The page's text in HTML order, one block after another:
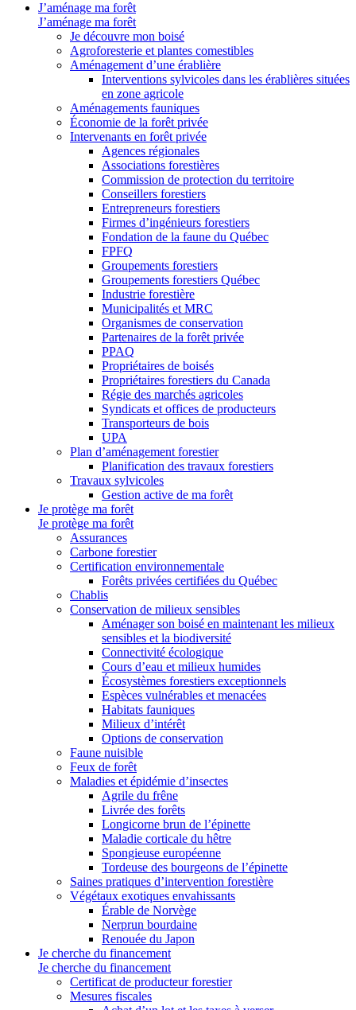
J’aménage ma forêt
J’aménage ma forêt
Je découvre mon boisé
Agroforesterie et plantes comestibles
Aménagement d’une érablière
Interventions sylvicoles dans les érablières situées
en zone agricole
Aménagements fauniques
Économie de la forêt privée
Intervenants en forêt privée
Agences régionales
Associations forestières
Commission de protection du territoire
Conseillers forestiers
Entrepreneurs forestiers
Firmes d’ingénieurs forestiers
Fondation de la faune du Québec
FPFQ
Groupements forestiers
Groupements forestiers Québec
Industrie forestière
Municipalités et MRC
Organismes de conservation
Partenaires de la forêt privée
PPAQ
Propriétaires de boisés
Propriétaires forestiers du Canada
Régie des marchés agricoles
Syndicats et offices de producteurs
Transporteurs de bois
UPA
Plan d’aménagement forestier
Planification des travaux forestiers
Travaux sylvicoles
Gestion active de ma forêt
Je protège ma forêt
Je protège ma forêt
Assurances
Carbone forestier
Certification environnementale
Forêts privées certifiées du Québec
Chablis
Conservation de milieux sensibles
Aménager son boisé en maintenant les milieux
sensibles et la biodiversité
Connectivité écologique
Cours d’eau et milieux humides
Écosystèmes forestiers exceptionnels
Espèces vulnérables et menacées
Habitats fauniques
Milieux d’intérêt
Options de conservation
Faune nuisible
Feux de forêt
Maladies et épidémie d’insectes
Agrile du frêne
Livrée des forêts
Longicorne brun de l’épinette
Maladie corticale du hêtre
Spongieuse européenne
Tordeuse des bourgeons de l’épinette
Saines pratiques d’intervention forestière
Végétaux exotiques envahissants
Érable de Norvège
Nerprun bourdaine
Renouée du Japon
Je cherche du financement
Je cherche du financement
Certificat de producteur forestier
Mesures fiscales